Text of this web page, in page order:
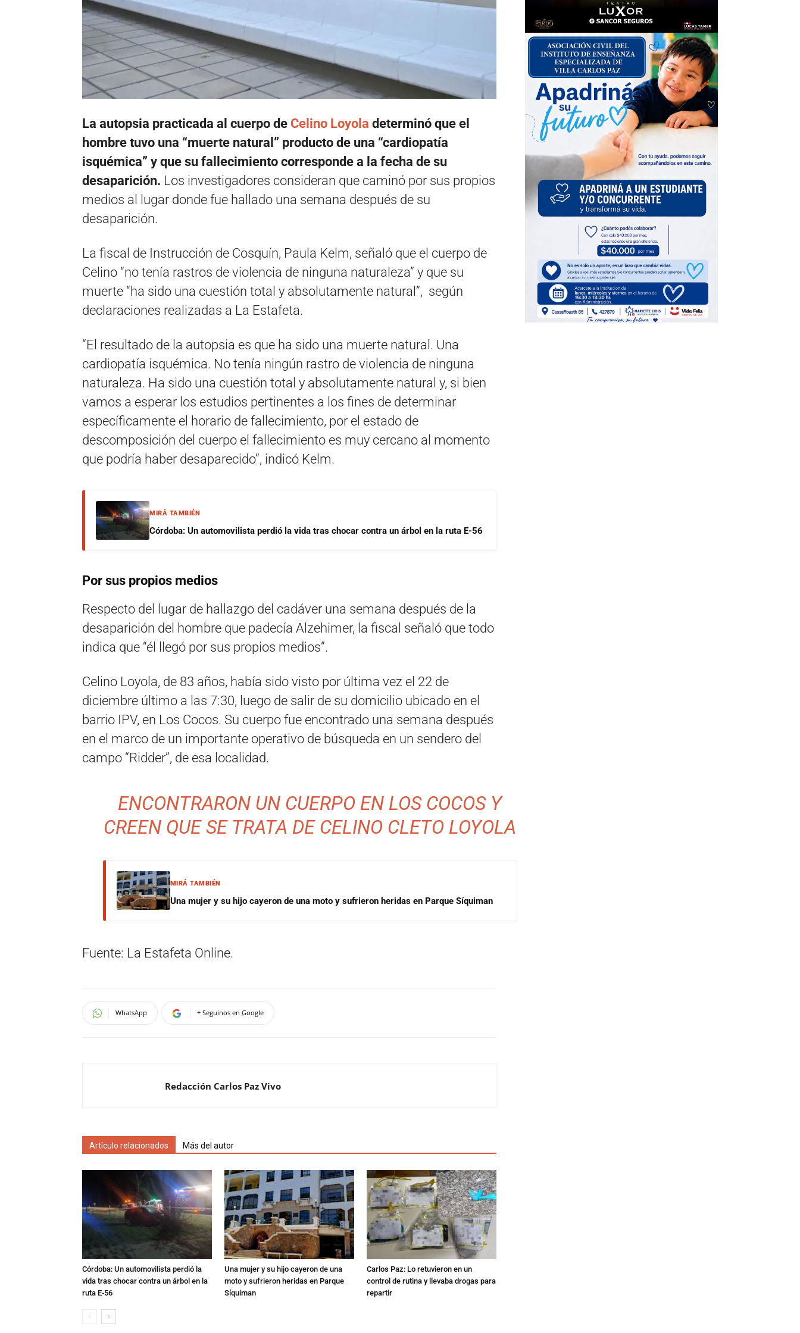
La autopsia practicada al cuerpo de Celino Loyola determinó que el
hombre tuvo una “muerte natural” producto de una “cardiopatía
isquémica” y que su fallecimiento corresponde a la fecha de su
desaparición. Los investigadores consideran que caminó por sus propios
medios al lugar donde fue hallado una semana después de su
desaparición.
La fiscal de Instrucción de Cosquín, Paula Kelm, señaló que el cuerpo de
Celino “no tenía rastros de violencia de ninguna naturaleza” y que su
muerte “ha sido una cuestión total y absolutamente natural”, según
declaraciones realizadas a La Estafeta.
“El resultado de la autopsia es que ha sido una muerte natural. Una
cardiopatía isquémica. No tenía ningún rastro de violencia de ninguna
naturaleza. Ha sido una cuestión total y absolutamente natural y, si bien
vamos a esperar los estudios pertinentes a los fines de determinar
específicamente el horario de fallecimiento, por el estado de
descomposición del cuerpo el fallecimiento es muy cercano al momento
que podría haber desaparecido”, indicó Kelm.
MIRÁ TAMBIÉN
Córdoba: Un automovilista perdió la vida tras chocar contra un árbol en la ruta E-56
Por sus propios medios
Respecto del lugar de hallazgo del cadáver una semana después de la
desaparición del hombre que padecía Alzehimer, la fiscal señaló que todo
indica que “él llegó por sus propios medios”.
Celino Loyola, de 83 años, había sido visto por última vez el 22 de
diciembre último a las 7:30, luego de salir de su domicilio ubicado en el
barrio IPV, en Los Cocos. Su cuerpo fue encontrado una semana después
en el marco de un importante operativo de búsqueda en un sendero del
campo “Ridder”, de esa localidad.
ENCONTRARON UN CUERPO EN LOS COCOS Y
CREEN QUE SE TRATA DE CELINO CLETO LOYOLA
MIRÁ TAMBIÉN
Una mujer y su hijo cayeron de una moto y sufrieron heridas en Parque Síquiman
Fuente: La Estafeta Online.
WhatsApp + Seguinos en Google
Redacción Carlos Paz Vivo
Artículo relacionados Más del autor
Córdoba: Un automovilista perdió la
vida tras chocar contra un árbol en la
ruta E-56
Una mujer y su hijo cayeron de una
moto y sufrieron heridas en Parque
Síquiman
Carlos Paz: Lo retuvieron en un
control de rutina y llevaba drogas para
repartir